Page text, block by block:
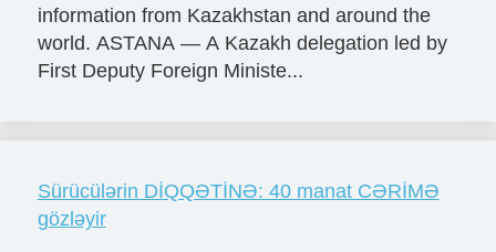
information from Kazakhstan and around the
world. ASTANA — A Kazakh delegation led by
First Deputy Foreign Ministe...
Sürücülərin DİQQƏTİNƏ: 40 manat CƏRİMƏ
gözləyir